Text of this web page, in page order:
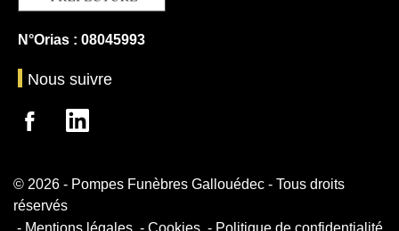
N°Orias : 08045993
Nous suivre
© 2026 - Pompes Funèbres Gallouédec - Tous droits
réservés
Mentions légales
Cookies Politique de confidentialité